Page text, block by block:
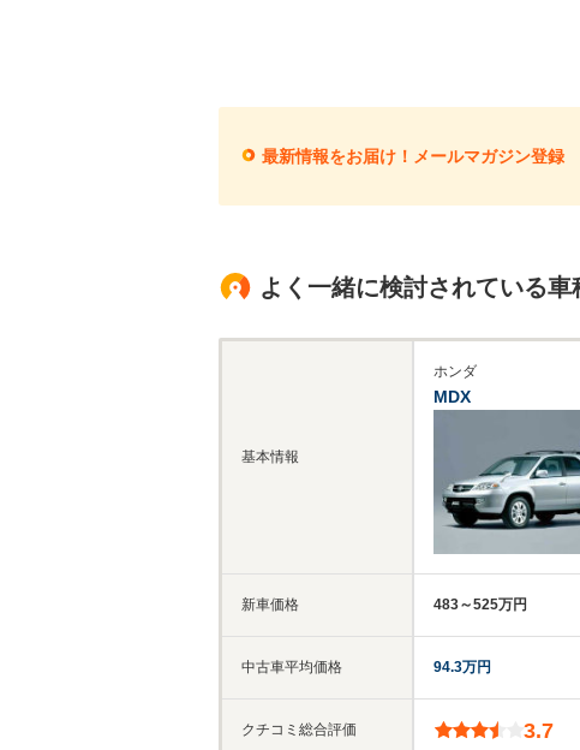
最新情報をお届け！メールマガジン登録
よく一緒に検討されている車
基本情報
新車価格
中古車平均価格
クチコミ総合評価
ホンダ
MDX
483～525万円
94.3万円
3.7